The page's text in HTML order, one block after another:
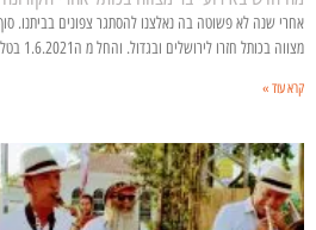
אחרי שנה לא פשוטה בה נאלצנו להסתגר צפונים בביתנו.
מצווה בכותל חזרו לירושלים ובגדול. והחל מ ה1.6.2021 בטלים
קרא עוד »